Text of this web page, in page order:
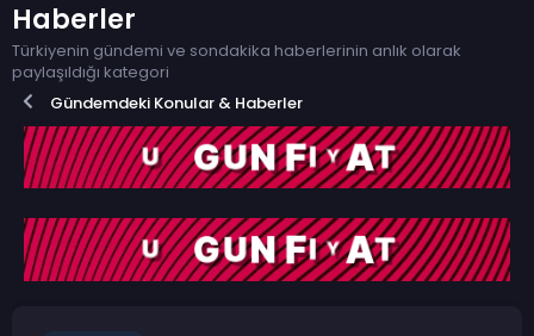
Haberler
Türkiyenin gündemi ve sondakika haberlerinin anlık olarak
paylaşıldığı kategori
Gündemdeki Konular & Haberler